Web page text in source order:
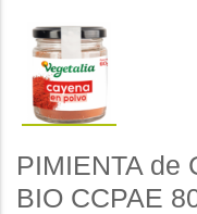
PIMIENTA de
BIO CCPAE